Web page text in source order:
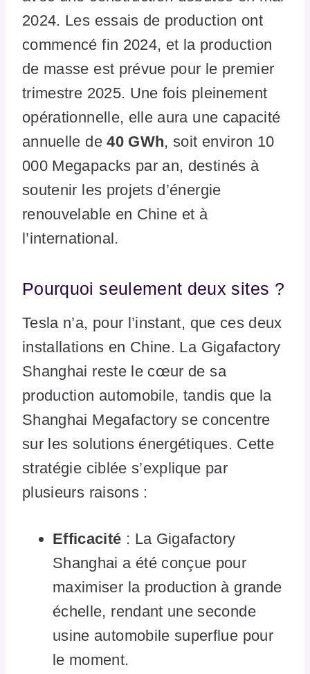
2024. Les essais de production ont
commencé fin 2024, et la production
de masse est prévue pour le premier
trimestre 2025. Une fois pleinement
opérationnelle, elle aura une capacité
annuelle de40 GWh, soit environ 10
000 Megapacks par an, destinés à
soutenir les projets d’énergie
renouvelable en Chine et à
l’international.
Pourquoi seulement deux sites ?
Tesla n’a, pour l’instant, que ces deux
installations en Chine. La Gigafactory
Shanghai reste le cœur de sa
production automobile, tandis que la
Shanghai Megafactory se concentre
sur les solutions énergétiques. Cette
stratégie ciblée s’explique par
plusieurs raisons :
Efficacité : La Gigafactory
Shanghai a été conçue pour
maximiser la production à grande
échelle, rendant une seconde
usine automobile superflue pour
le moment.